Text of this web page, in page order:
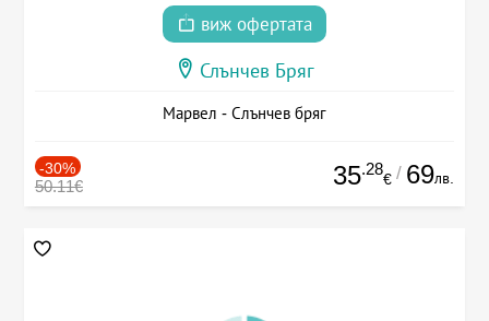
виж офертата
Слънчев Бряг
Марвел - Слънчев бряг
-30%
50.11€ 35.28
€ / 69лв.